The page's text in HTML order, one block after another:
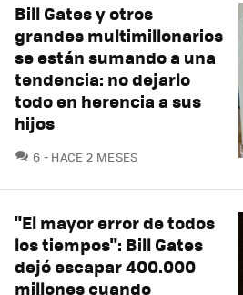
Bill Gates y otros
grandes multimillonarios
se están sumando a una
tendencia: no dejarlo
todo en herencia a sus
hijos
6 COMENTARIOS
HACE 2 MESES
"El mayor error de todos
los tiempos": Bill Gates
dejó escapar 400.000
millones cuando